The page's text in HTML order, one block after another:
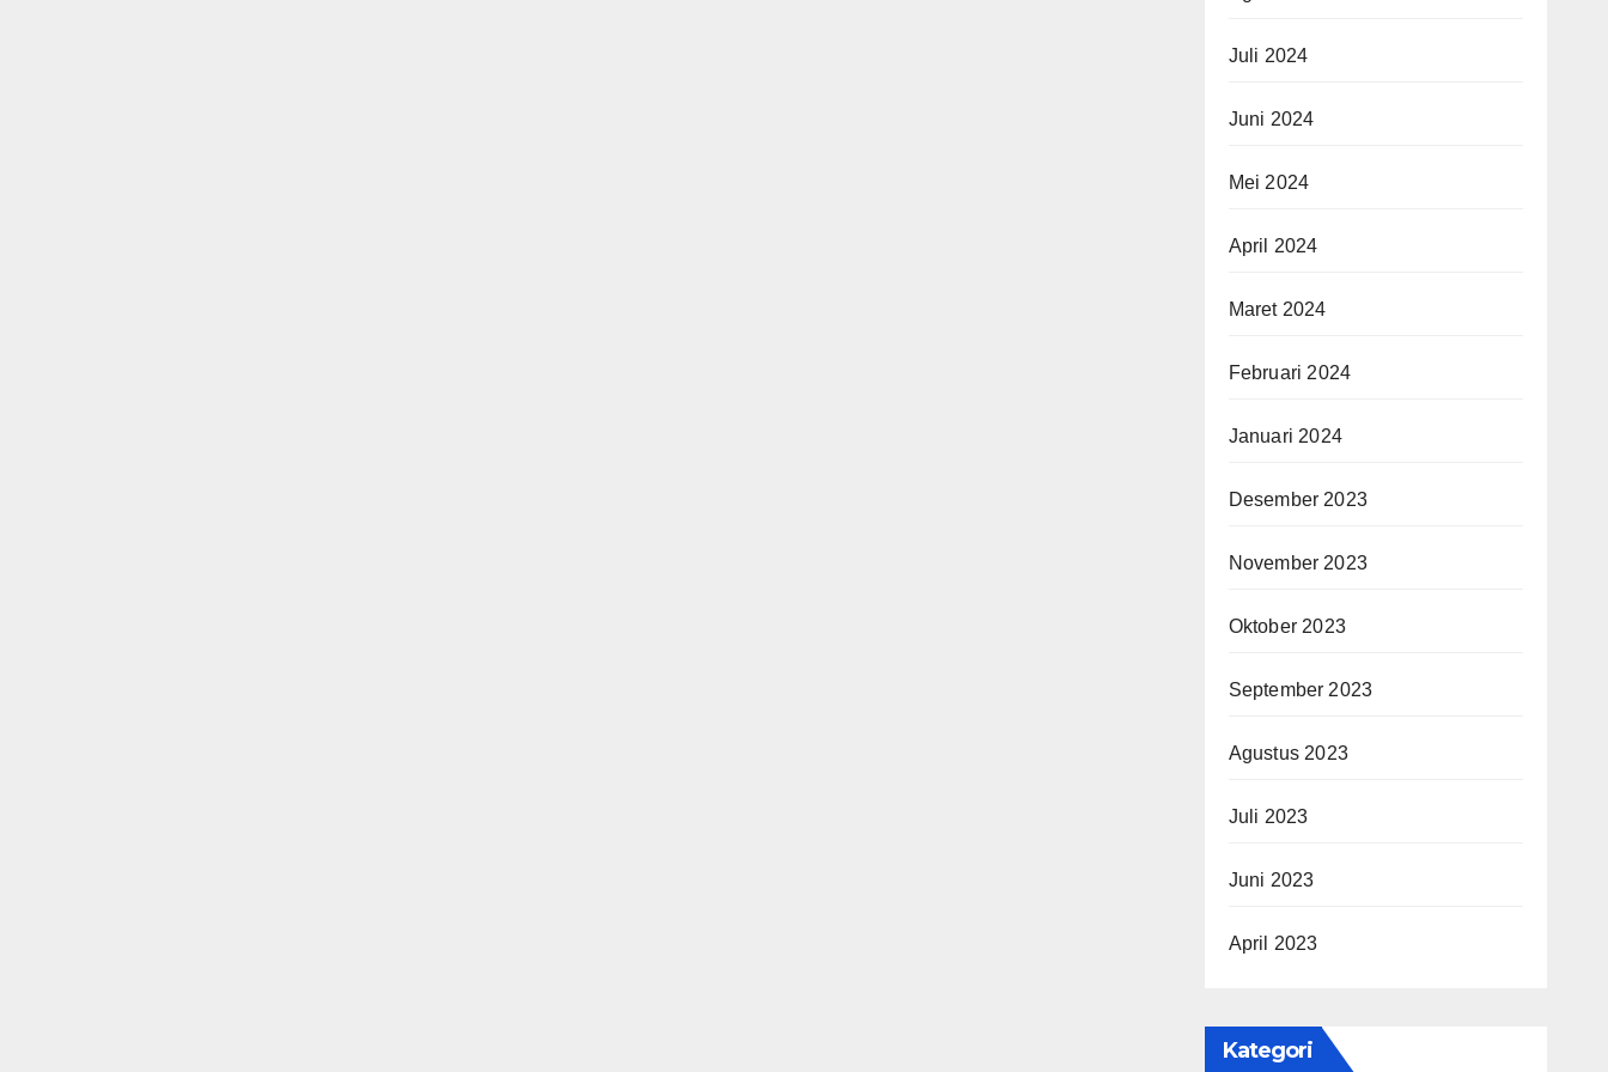
Juli 2024
Juni 2024
Mei 2024
April 2024
Maret 2024
Februari 2024
Januari 2024
Desember 2023
November 2023
Oktober 2023
September 2023
Agustus 2023
Juli 2023
Juni 2023
April 2023
Kategori